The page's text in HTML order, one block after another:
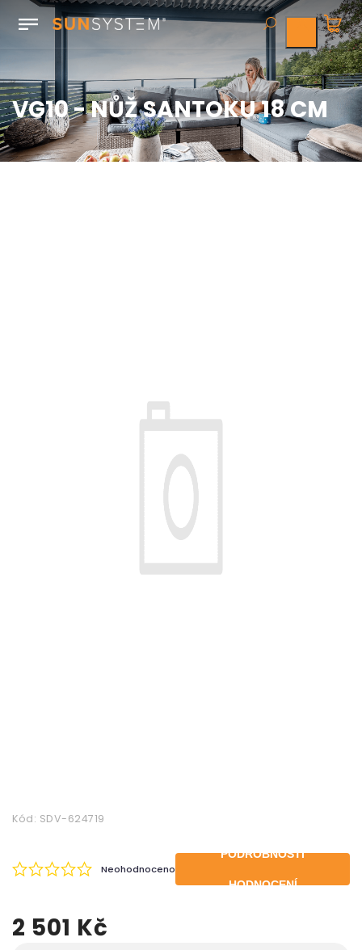
VG10 - NŮŽ SANTOKU 18 CM
Kód: SDV-624719
Neohodnoceno
PODROBNOSTI
HODNOCENÍ
2 501 Kč